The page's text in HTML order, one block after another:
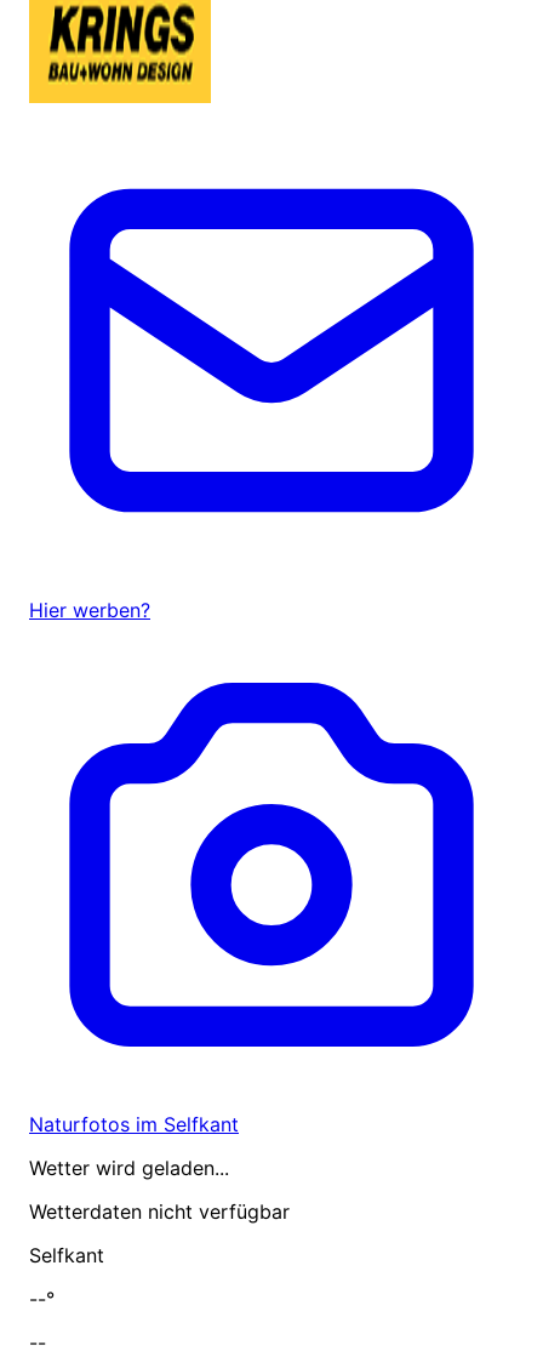
Hier werben?
Naturfotos im Selfkant
Wetter wird geladen...
Wetterdaten nicht verfügbar
Selfkant
--°
--